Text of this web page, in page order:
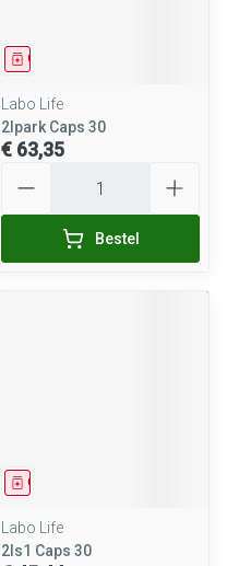
Geneesmiddel
Labo Life
2lpark Caps 30
€ 63,35
Bestel
Geneesmiddel
Labo Life
2ls1 Caps 30